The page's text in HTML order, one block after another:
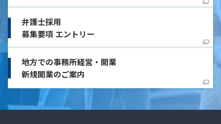
弁護士採用
募集要項 エントリー
地方での事務所経営・開業
新規開業のご案内